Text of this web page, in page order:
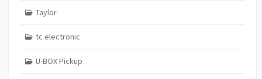
Taylor
tc electronic
U-BOX Pickup